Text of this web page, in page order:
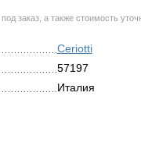
заказ, а также стоимость
Ceriotti
57197
Италия